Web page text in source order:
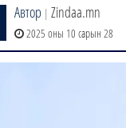
Автор | Zindaa.mn
2025 оны 10 сарын 28